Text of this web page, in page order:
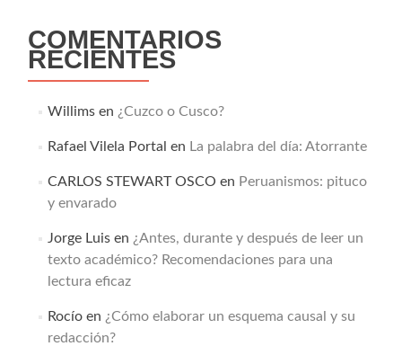
COMENTARIOS
RECIENTES
Willimsen ¿Cuzco o Cusco?
Rafael Vilela Portal en La palabra del día: Atorrante
CARLOS STEWART OSCO en Peruanismos: pituco
y envarado
Jorge Luisen ¿Antes, durante y después de leer un
texto académico? Recomendaciones para una
lectura eficaz
Rocíoen ¿Cómo elaborar un esquema causal y su
redacción?